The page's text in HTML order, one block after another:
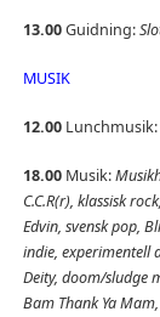
13.00Guidning:
MUSIK
12.00 Lunchmusik:
18.00 Musik:
C.C.R(r), klassisk
Edvin, svensk pop,
indie, experimentell
Deity, doom/sludge
Bam Thank Ya